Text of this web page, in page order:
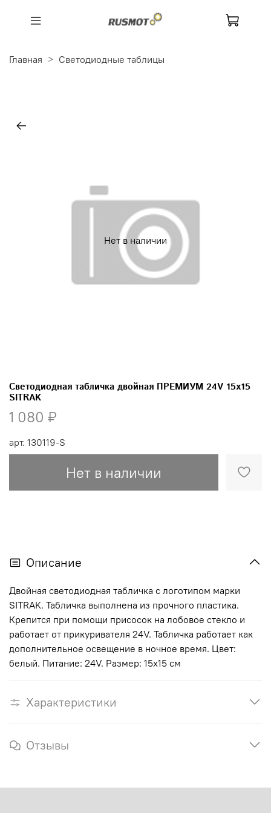
Главная Светодиодные таблицы
Нет в наличии
арт. 130119-S
Светодиодная табличка двойная ПРЕМИУМ 24V 15х15
SITRAK
1 080 ₽
Нет в наличии
Описание
Двойная светодиодная табличка с логотипом марки
SITRAK. Табличка выполнена из прочного пластика.
Крепится при помощи присосок на лобовое стекло и
работает от прикуривателя 24V. Табличка работает как
дополнительное освещение в ночное время. Цвет:
белый. Питание: 24V. Размер: 15х15 см
Характеристики
Отзывы